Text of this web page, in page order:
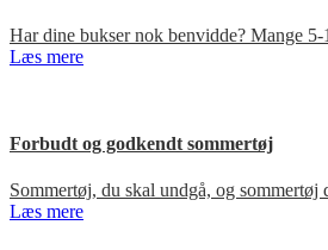
Har dine bukser nok benvidde? Mange
Læs mere
Forbudt og godkendt sommertøj
Sommertøj, du skal undgå, og
Læs mere